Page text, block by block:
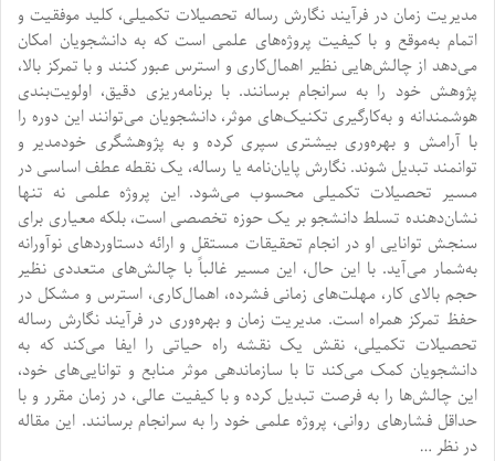
مدیریت زمان در فرآیند نگارش رساله تحصیلات تکمیلی، کلید موفقیت و
اتمام به‌موقع و با کیفیت پروژه‌های علمی است که به دانشجویان امکان
می‌دهد از چالش‌هایی نظیر اهمال‌کاری و استرس عبور کنند و با تمرکز بالا،
پژوهش خود را به سرانجام برسانند. با برنامه‌ریزی دقیق، اولویت‌بندی
هوشمندانه و به‌کارگیری تکنیک‌های موثر، دانشجویان می‌توانند این دوره را
با آرامش و بهره‌وری بیشتری سپری کرده و به پژوهشگری خودمدیر و
توانمند تبدیل شوند. نگارش پایان‌نامه یا رساله، یک نقطه عطف اساسی در
مسیر تحصیلات تکمیلی محسوب می‌شود. این پروژه علمی نه تنها
نشان‌دهنده تسلط دانشجو بر یک حوزه تخصصی است، بلکه معیاری برای
سنجش توانایی او در انجام تحقیقات مستقل و ارائه دستاوردهای نوآورانه
به‌شمار می‌آید. با این حال، این مسیر غالباً با چالش‌های متعددی نظیر
حجم بالای کار، مهلت‌های زمانی فشرده، اهمال‌کاری، استرس و مشکل در
حفظ تمرکز همراه است. مدیریت زمان و بهره‌وری در فرآیند نگارش رساله
تحصیلات تکمیلی، نقش یک نقشه راه حیاتی را ایفا می‌کند که به
دانشجویان کمک می‌کند تا با سازماندهی موثر منابع و توانایی‌های خود،
این چالش‌ها را به فرصت تبدیل کرده و با کیفیت عالی، در زمان مقرر و با
حداقل فشارهای روانی، پروژه علمی خود را به سرانجام برسانند. این مقاله
در نظر …